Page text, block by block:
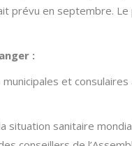
prévu en septembre.
:
et
situation sanitaire